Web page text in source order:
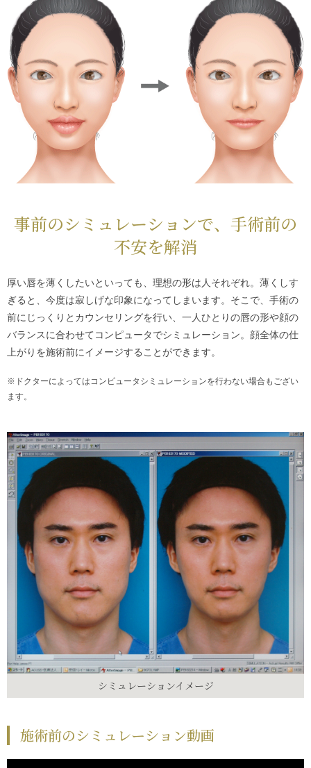
事前のシミュレーションで、手術前の
不安を解消
厚い唇を薄くしたいといっても、理想の形は人それぞれ。薄くしす
ぎると、今度は寂しげな印象になってしまいます。そこで、手術の
前にじっくりとカウンセリングを行い、一人ひとりの唇の形や顔の
バランスに合わせてコンピュータでシミュレーション。顔全体の仕
上がりを施術前にイメージすることができます。
※ドクターによってはコンピュータシミュレーションを行わない場合もござい
ます。
シミュレーションイメージ
施術前のシミュレーション動画